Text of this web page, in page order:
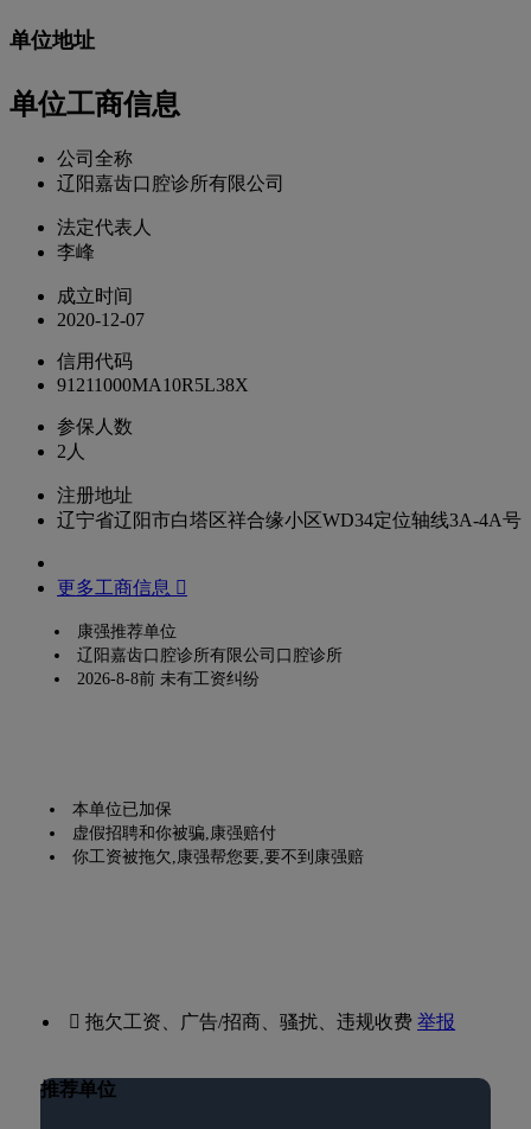
单位地址
单位工商信息
公司全称
辽阳嘉齿口腔诊所有限公司
法定代表人
李峰
成立时间
2020-12-07
信用代码
91211000MA10R5L38X
参保人数
2人
注册地址
辽宁省辽阳市白塔区祥合缘小区WD34定位轴线3A-4A号
更多工商信息 
康强推荐单位
辽阳嘉齿口腔诊所有限公司口腔诊所
2026-8-8前 未有工资纠纷
本单位已加保
虚假招聘和你被骗,康强赔付
你工资被拖欠,康强帮您要,要不到康强赔
 拖欠工资、广告/招商、骚扰、违规收费举报
推荐单位